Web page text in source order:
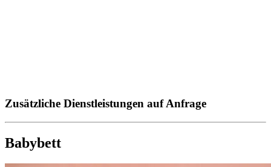
Zusätzliche Dienstleistungen auf Anfrage
Babybett